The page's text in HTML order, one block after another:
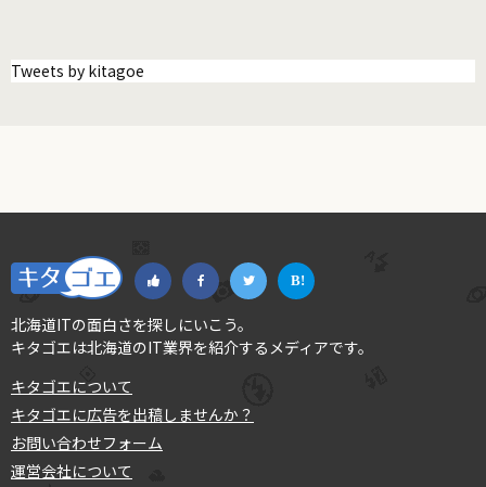
Tweets by kitagoe
北海道ITの面白さを探しにいこう。
キタゴエは北海道のIT業界を紹介するメディアです。
キタゴエについて
キタゴエに広告を出稿しませんか？
お問い合わせフォーム
運営会社について